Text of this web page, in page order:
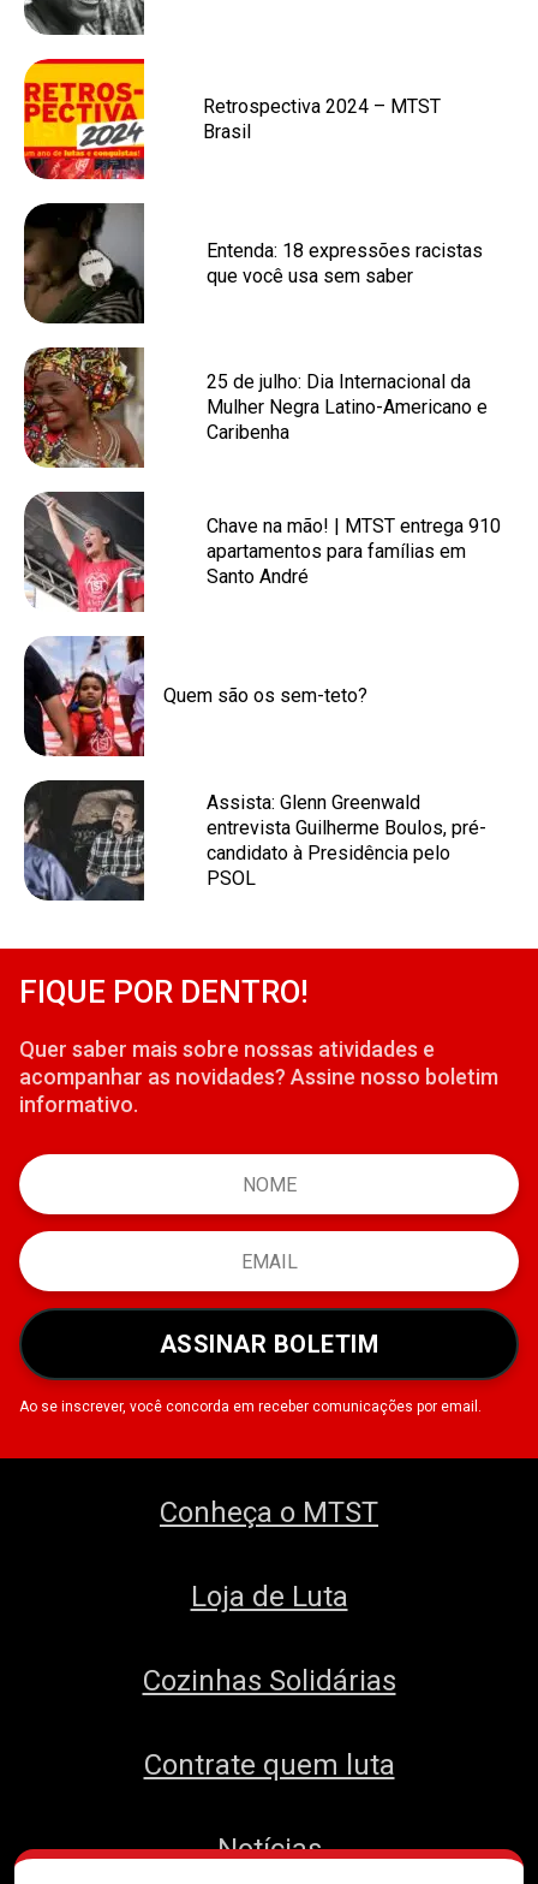
Retrospectiva 2024 – MTST
Brasil
Entenda: 18 expressões racistas
que você usa sem saber
25 de julho: Dia Internacional da
Mulher Negra Latino-Americano e
Caribenha
Chave na mão! | MTST entrega 910
apartamentos para famílias em
Santo André
Quem são os sem-teto?
Assista: Glenn Greenwald
entrevista Guilherme Boulos, pré-
candidato à Presidência pelo
PSOL
FIQUE POR DENTRO!
Quer saber mais sobre nossas atividades e
acompanhar as novidades? Assine nosso boletim
informativo.
ASSINAR BOLETIM
Ao se inscrever, você concorda em receber comunicações por email.
Conheça o MTST
Loja de Luta
Cozinhas Solidárias
Contrate quem luta
Notícias